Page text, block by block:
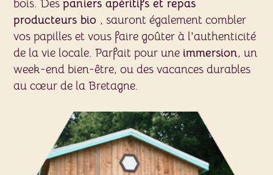
bois. Des paniers apéritifs et repas
producteurs bio , sauront également combler
vos papilles et vous faire goûter à l'authenticité
de la vie locale. Parfait pour une immersion, un
week-end bien-être, ou des vacances durables
au cœur de la Bretagne.